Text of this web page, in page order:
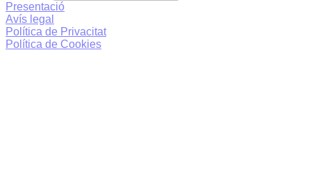
Presentació
Avís legal
Política de Privacitat
Política de Cookies